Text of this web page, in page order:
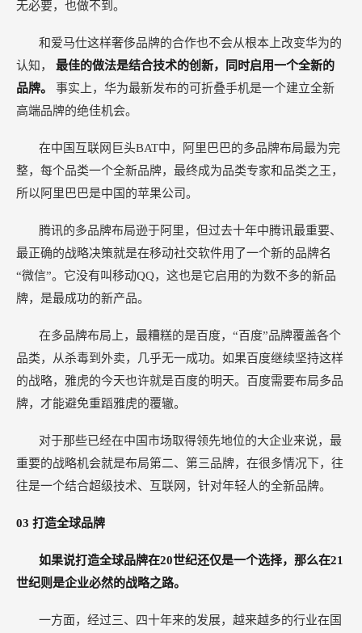
无必要，也做不到。
和爱马仕这样奢侈品牌的合作也不会从根本上改变华为的
认知， 最佳的做法是结合技术的创新，同时启用一个全新的
品牌。 事实上，华为最新发布的可折叠手机是一个建立全新
高端品牌的绝佳机会。
在中国互联网巨头BAT中，阿里巴巴的多品牌布局最为完
整，每个品类一个全新品牌，最终成为品类专家和品类之王，
所以阿里巴巴是中国的苹果公司。
腾讯的多品牌布局逊于阿里，但过去十年中腾讯最重要、
最正确的战略决策就是在移动社交软件用了一个新的品牌名
“微信”。它没有叫移动QQ，这也是它启用的为数不多的新品
牌，是最成功的新产品。
在多品牌布局上，最糟糕的是百度，“百度”品牌覆盖各个
品类，从杀毒到外卖，几乎无一成功。如果百度继续坚持这样
的战略，雅虎的今天也许就是百度的明天。百度需要布局多品
牌，才能避免重蹈雅虎的覆辙。
对于那些已经在中国市场取得领先地位的大企业来说，最
重要的战略机会就是布局第二、第三品牌，在很多情况下，往
往是一个结合超级技术、互联网，针对年轻人的全新品牌。
03 打造全球品牌
如果说打造全球品牌在20世纪还仅是一个选择，那么在21
世纪则是企业必然的战略之路。
一方面，经过三、四十年来的发展，越来越多的行业在国